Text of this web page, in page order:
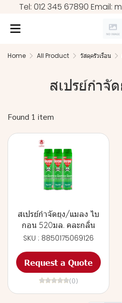
Tel: 012 345 67890 Email:
Home All Product วัสดุครัวเรือน
สเปรย์กำจั
Found 1 item
สเปรย์กำจัดยุง/แมลง ไบ
กอน 520มล. คละกลิ่น
SKU : 8850175069126
Request a Quote
(0)